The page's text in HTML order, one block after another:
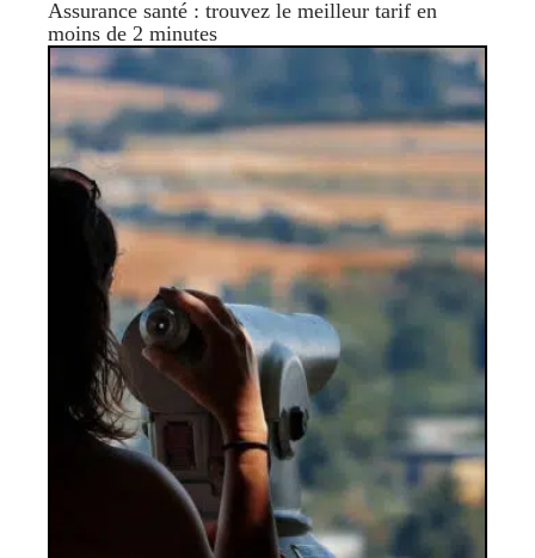
Assurance santé : trouvez le meilleur tarif en
moins de 2 minutes